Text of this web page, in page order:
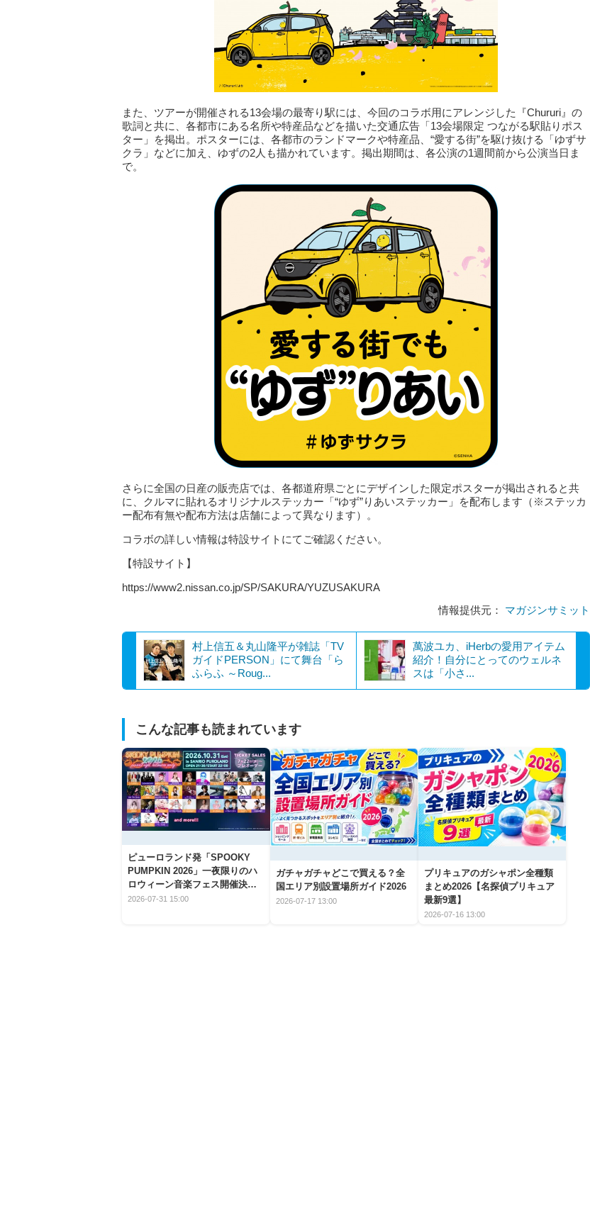
また、ツアーが開催される13会場の最寄り駅には、今回のコラボ用にアレンジした『Chururi』の
歌詞と共に、各都市にある名所や特産品などを描いた交通広告「13会場限定 つながる駅貼りポス
ター」を掲出。ポスターには、各都市のランドマークや特産品、“愛する街”を駆け抜ける「ゆずサ
クラ」などに加え、ゆずの2人も描かれています。掲出期間は、各公演の1週間前から公演当日ま
で。
さらに全国の日産の販売店では、各都道府県ごとにデザインした限定ポスターが掲出されると共
に、クルマに貼れるオリジナルステッカー「“ゆず”りあいステッカー」を配布します（※ステッカ
ー配布有無や配布方法は店舗によって異なります）。
コラボの詳しい情報は特設サイトにてご確認ください。
【特設サイト】
https://www2.nissan.co.jp/SP/SAKURA/YUZUSAKURA
情報提供元： マガジンサミット
村上信五＆丸山隆平が雑誌「TV
ガイドPERSON」にて舞台「ら
ふらふ ～Roug...
萬波ユカ、iHerbの愛用アイテム
紹介！自分にとってのウェルネ
スは「小さ...
こんな記事も読まれています
ピューロランド発「SPOOKY
PUMPKIN 2026」一夜限りのハ
ロウィーン音楽フェス開催決
定！
2026-07-31 15:00
ガチャガチャどこで買える？全
国エリア別設置場所ガイド2026
2026-07-17 13:00
プリキュアのガシャポン全種類
まとめ2026【名探偵プリキュア
最新9選】
2026-07-16 13:00